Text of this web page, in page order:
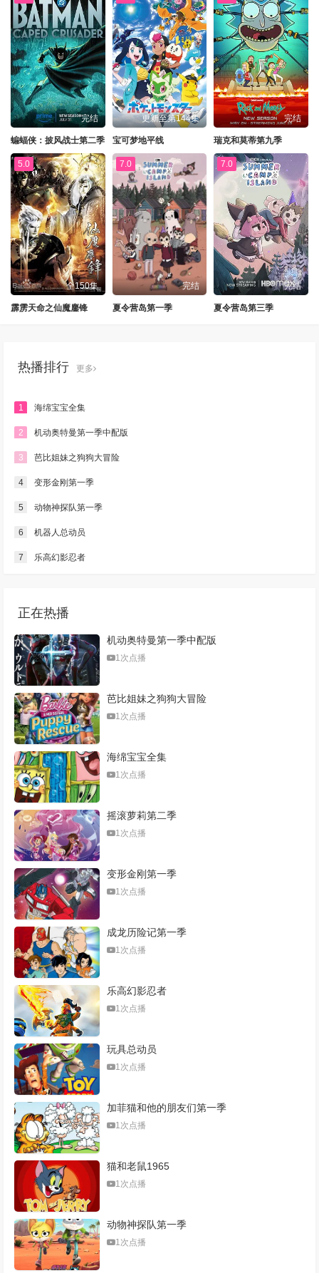
完结
蝙蝠侠：披风战士第二季
更新至第144集
宝可梦地平线
完结
瑞克和莫蒂第九季
5.0
全150集
霹雳天命之仙魔鏖锋
7.0
完结
夏令营岛第一季
7.0
完结
夏令营岛第三季
热播排行 更多
1 海绵宝宝全集
2 机动奥特曼第一季中配版
3 芭比姐妹之狗狗大冒险
4 变形金刚第一季
5 动物神探队第一季
6 机器人总动员
7 乐高幻影忍者
正在热播
机动奥特曼第一季中配版
1次点播
芭比姐妹之狗狗大冒险
1次点播
海绵宝宝全集
1次点播
摇滚萝莉第二季
1次点播
变形金刚第一季
1次点播
成龙历险记第一季
1次点播
乐高幻影忍者
1次点播
玩具总动员
1次点播
加菲猫和他的朋友们第一季
1次点播
猫和老鼠1965
1次点播
动物神探队第一季
1次点播